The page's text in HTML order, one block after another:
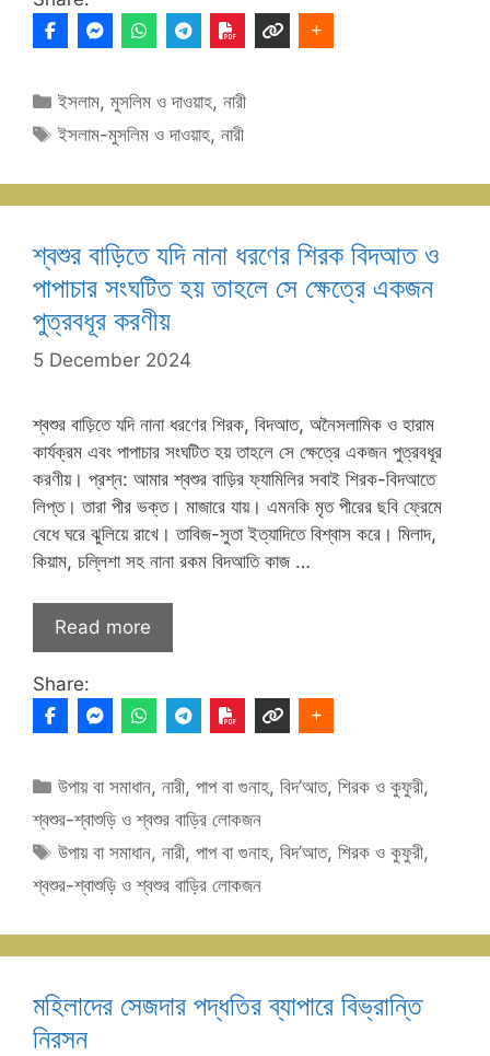
Categories
ইসলাম, মুসলিম ও দাওয়াহ,নারী
Tags
ইসলাম-মুসলিম ও দাওয়াহ,নারী
শ্বশুর বাড়িতে যদি নানা ধরণের শিরক বিদআত ও
পাপাচার সংঘটিত হয় তাহলে সে ক্ষেত্রে একজন
পুত্রবধূর করণীয়
5 December 2024
শ্বশুর বাড়িতে যদি নানা ধরণের শিরক, বিদআত, অনৈসলামিক ও হারাম
কার্যক্রম এবং পাপাচার সংঘটিত হয় তাহলে সে ক্ষেত্রে একজন পুত্রবধূর
করণীয়। প্রশ্ন: আমার শ্বশুর বাড়ির ফ্যামিলির সবাই শিরক-বিদআতে
লিপ্ত। তারা পীর ভক্ত। মাজারে যায়‌। এমনকি মৃত পীরের ছবি ফ্রেমে
বেধে ঘরে ঝুলিয়ে রাখে। তাবিজ-সুতা ইত্যাদিতে বিশ্বাস করে। মিলাদ,
কিয়াম, চল্লিশা সহ নানা রকম বিদআতি কাজ …
Read more
Share:
Categories
উপায় বা সমাধান,নারী,পাপ বা গুনাহ,বিদ’আত,শিরক ও কুফুরী,
শ্বশুর-শ্বাশুড়ি ও শ্বশুর বাড়ির লোকজন
Tags
উপায় বা সমাধান,নারী,পাপ বা গুনাহ,বিদ’আত,শিরক ও কুফুরী,
শ্বশুর-শ্বাশুড়ি ও শ্বশুর বাড়ির লোকজন
মহিলাদের সেজদার পদ্ধতির ব্যাপারে বিভ্রান্তি
নিরসন